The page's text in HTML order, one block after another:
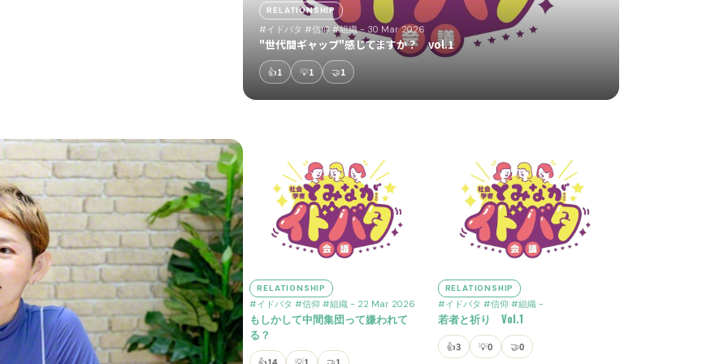
RELATIONSHIP
#イドバタ #信仰 #組織- 30 Mar 2026
"世代間ギャップ"感じてますか？ vol.1
👍1 💡1 🤝1
RELATIONSHIP
#イドバタ #信仰 #組織 - 22 Mar 2026
もしかして中間集団って嫌われて
る？
RELATIONSHIP
#イドバタ #信仰 #組織-
若者と祈り Vol.1
👍3 💡0 🤝0